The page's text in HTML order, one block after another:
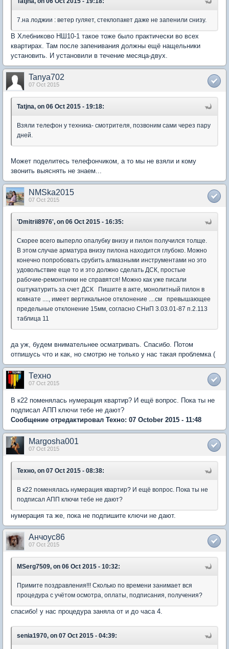
7.на лоджии : ветер гуляет, стеклопакет даже не запенили снизу.
В Хлебниково НШ10-1 такое тоже было практически во всех
квартирах. Там после запенивания должны ещё нащельники
установить. И установили в течение месяца-двух.
Tanya702
07 Oct 2015
Tatjna, on 06 Oct 2015 - 19:18:
Взяли телефон у техника- смотрителя, позвоним сами через пару
дней.
Может поделитесь телефончиком, а то мы не взяли и кому
звонить выяснять не знаем...
NMSka2015
07 Oct 2015
'Dmitrii8976', on 06 Oct 2015 - 16:35:
Скорее всего выперло опалубку внизу и пилон получился толще.
В этом случае арматура внизу пилона находится глубоко. Можно
конечно попробовать срубить алмазными инструментами но это
удовольствие еще то и это должно сделать ДСК, простые
рабочие-ремонтники не справятся! Можно как уже писали
оштукатурить за счет ДСК Пишите в акте, монолитный пилон в
комнате ...., имеет вертикальное отклонение ....см превышающее
предельные отклонение 15мм, согласно СНиП 3.03.01-87 п.2.113
таблица 11
да уж, будем внимательнее осматривать. Спасибо. Потом
отпишусь что и как, но смотрю не только у нас такая проблемка (
Техно
07 Oct 2015
В к22 поменялась нумерация квартир? И ещё вопрос. Пока ты не
подписал АПП ключи тебе не дают?
Сообщение отредактировал Техно: 07 October 2015 - 11:48
Margosha001
07 Oct 2015
Техно, on 07 Oct 2015 - 08:38:
В к22 поменялась нумерация квартир? И ещё вопрос. Пока ты не
подписал АПП ключи тебе не дают?
нумерация та же, пока не подпишите ключи не дают.
Анчоус86
07 Oct 2015
MSerg7509, on 06 Oct 2015 - 10:32:
Примите поздравления!!! Сколько по времени занимает вся
процедура с учётом осмотра, оплаты, подписания, получения?
спасибо! у нас процедура заняла от и до часа 4.
senia1970, on 07 Oct 2015 - 04:39: